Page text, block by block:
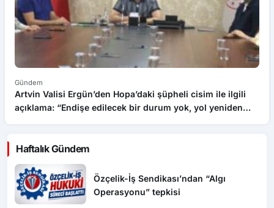
Gündem
Artvin Valisi Ergün’den Hopa’daki şüpheli cisim ile ilgili
açıklama: “Endişe edilecek bir durum yok, yol yeniden
Haftalık Gündem
Özçelik-İş Sendikası’ndan “Algı
Operasyonu” tepkisi